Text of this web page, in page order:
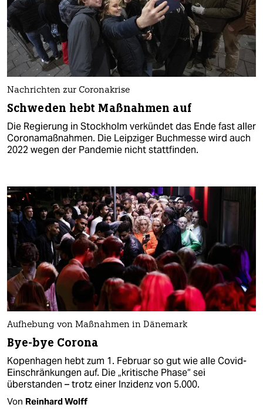
Nachrichten zur Coronakrise
Schweden hebt Maßnahmen auf
Die Regierung in Stockholm verkündet das Ende fast aller
Coronamaßnahmen. Die Leipziger Buchmesse wird auch
2022 wegen der Pandemie nicht stattfinden.
Aufhebung von Maßnahmen in Dänemark
Bye-bye Corona
Kopenhagen hebt zum 1. Februar so gut wie alle Covid-
Einschränkungen auf. Die „kritische Phase“ sei
überstanden – trotz einer Inzidenz von 5.000.
Von Reinhard Wolff